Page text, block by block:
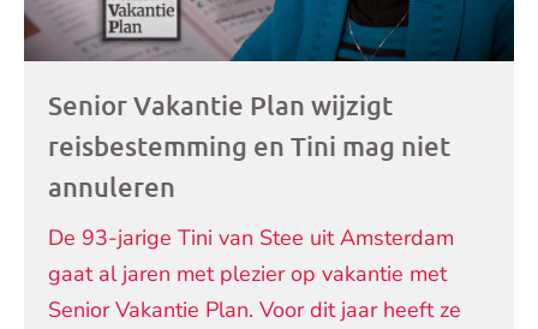
Senior Vakantie Plan wijzigt
reisbestemming en Tini mag niet
annuleren
De 93-jarige Tini van Stee uit Amsterdam
gaat al jaren met plezier op vakantie met
Senior Vakantie Plan. Voor dit jaar heeft ze